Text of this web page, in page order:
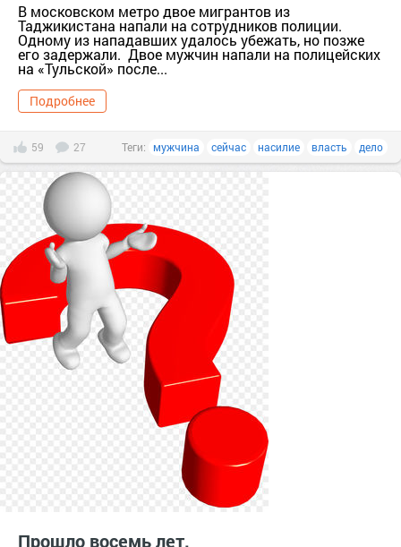
В московском метро двое мигрантов из
Таджикистана напали на сотрудников полиции.
Одному из нападавших удалось убежать, но позже
его задержали. Двое мужчин напали на полицейских
на «Тульской» после...
Подробнее
59 27 Теги: мужчина сейчас насилие власть дело
Прошло восемь лет.